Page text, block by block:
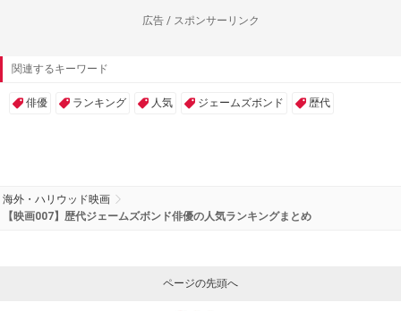
広告 / スポンサーリンク
関連するキーワード
俳優 ランキング 人気 ジェームズボンド 歴代
海外・ハリウッド映画
【映画007】歴代ジェームズボンド俳優の人気ランキングまとめ
ページの先頭へ